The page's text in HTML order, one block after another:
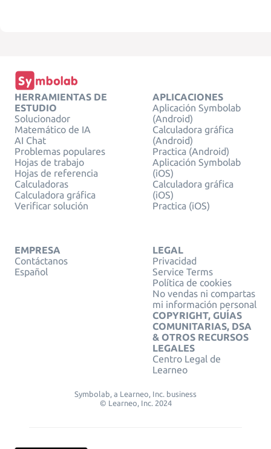
HERRAMIENTAS DE
ESTUDIO
Solucionador
Matemático de IA
AI Chat
Problemas populares
Hojas de trabajo
Hojas de referencia
Calculadoras
Calculadora gráfica
Verificar solución
APLICACIONES
Aplicación Symbolab
(Android)
Calculadora gráfica
(Android)
Practica (Android)
Aplicación Symbolab
(iOS)
Calculadora gráfica
(iOS)
Practica (iOS)
EMPRESA
Contáctanos
Español
LEGAL
Privacidad
Service Terms
Política de cookies
No vendas ni compartas
mi información personal
COPYRIGHT, GUÍAS
COMUNITARIAS, DSA
& OTROS RECURSOS
LEGALES
Centro Legal de
Learneo
Symbolab, a Learneo, Inc. business
© Learneo, Inc. 2024